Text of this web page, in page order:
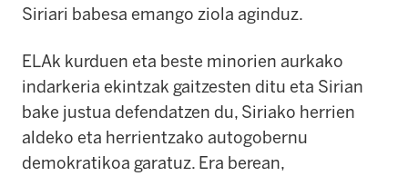
Siriari babesa emango ziola aginduz.
ELAk kurduen eta beste minorien aurkako
indarkeria ekintzak gaitzesten ditu eta Sirian
bake justua defendatzen du, Siriako herrien
aldeko eta herrientzako autogobernu
demokratikoa garatuz. Era berean,